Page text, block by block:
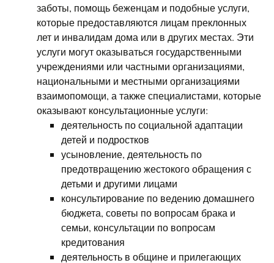
заботы, помощь беженцам и подобные услуги,
которые предоставляются лицам преклонных
лет и инвалидам дома или в других местах. Эти
услуги могут оказываться государственными
учреждениями или частными организациями,
национальными и местными организациями
взаимопомощи, а также специалистами, которые
оказывают консультационные услуги:
деятельность по социальной адаптации
детей и подростков
усыновление, деятельность по
предотвращению жестокого обращения с
детьми и другими лицами
консультирование по ведению домашнего
бюджета, советы по вопросам брака и
семьи, консультации по вопросам
кредитования
деятельность в общине и прилегающих